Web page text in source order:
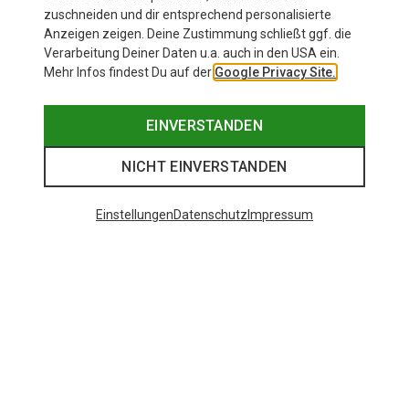
zuschneiden und dir entsprechend personalisierte
Anzeigen zeigen. Deine Zustimmung schließt ggf. die
Verarbeitung Deiner Daten u.a. auch in den USA ein.
Mehr Infos findest Du auf der Google Privacy Site.
EINVERSTANDEN
NICHT EINVERSTANDEN
EinstellungenDatenschutz Impressum